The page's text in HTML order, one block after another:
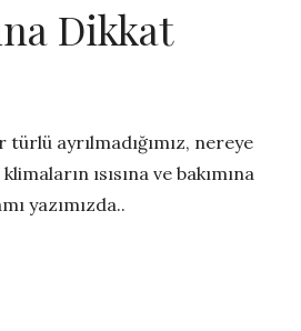
Dikkat
türlü ayrılmadığımız, nereye
ısısına ve bakımına
yazımızda..